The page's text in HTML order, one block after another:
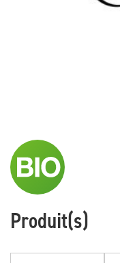
Produit(s)